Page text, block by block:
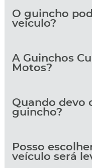
O guincho
veículo?
A Guinchos
Motos?
Quando devo
guincho?
Posso
veículo será